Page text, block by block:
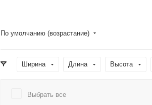
По умолчанию (возрастание)
Ширина Длина Высота
Выбрать все